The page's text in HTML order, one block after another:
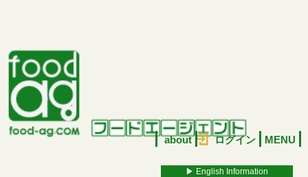
about ログイン MENU
▶︎ English Information